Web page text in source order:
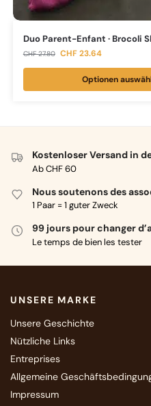
Duo Parent-Enfant · Brocoli
CHF27.80 CHF23.64
Optionen
Kostenloser Versand in
Ab CHF 60
Nous soutenons des
1 Paar = 1 guter Zweck
99 jours pour changer
Le temps de bien les tester
UNSERE MARKE
Unsere Geschichte
Nützliche Links
Entreprises
Allgemeine
Impressum